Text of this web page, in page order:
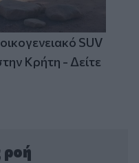
SUV
Κρήτη - Δείτε
ροή